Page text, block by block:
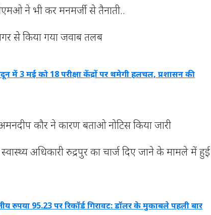
ने भी कर मनमर्जी से तैनाती..
से किया गया जवाब तलब
में 3 मई को 18 परीक्षा केंद्रों पर थमेगी हलचल, प्रशासन की
कौर ने कारण बताओ नोटिस किया जारी
अधिकारी रुद्रपुर का चार्ज दिए जाने के मामले में हुई
रुपया 95.23 पर रिकॉर्ड गिरावट: डॉलर के मुकाबले पहली बार